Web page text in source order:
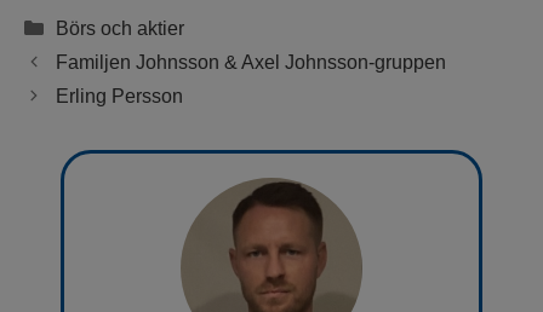
Kategorier
Börs och aktier
Familjen Johnsson & Axel Johnsson-gruppen
Erling Persson